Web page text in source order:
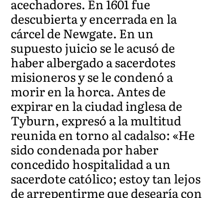
acechadores. En 1601 fue
descubierta y encerrada en la
cárcel de Newgate. En un
supuesto juicio se le acusó de
haber albergado a sacerdotes
misioneros y se le condenó a
morir en la horca. Antes de
expirar en la ciudad inglesa de
Tyburn, expresó a la multitud
reunida en torno al cadalso: «He
sido condenada por haber
concedido hospitalidad a un
sacerdote católico; estoy tan lejos
de arrepentirme que desearía con